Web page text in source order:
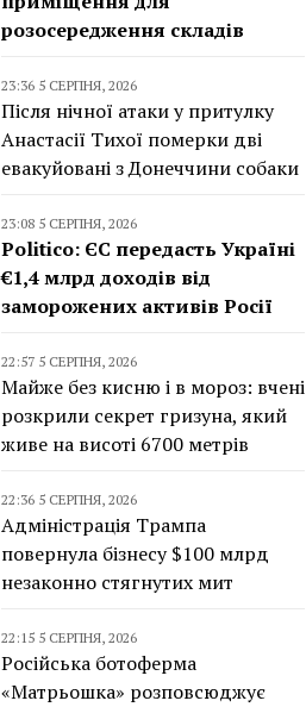
розосередження складів
23:36 5 СЕРПНЯ, 2026
Після нічної атаки у притулку
Анастасії Тихої померки дві
евакуйовані з Донеччини собаки
23:08 5 СЕРПНЯ, 2026
Politico: ЄС передасть Україні
€1,4 млрд доходів від
заморожених активів Росії
22:57 5 СЕРПНЯ, 2026
Майже без кисню і в мороз: вчені
розкрили секрет гризуна, який
живе на висоті 6700 метрів
22:36 5 СЕРПНЯ, 2026
Адміністрація Трампа
повернула бізнесу $100 млрд
незаконно стягнутих мит
22:15 5 СЕРПНЯ, 2026
Російська ботоферма
«Матрьошка» розповсюджує